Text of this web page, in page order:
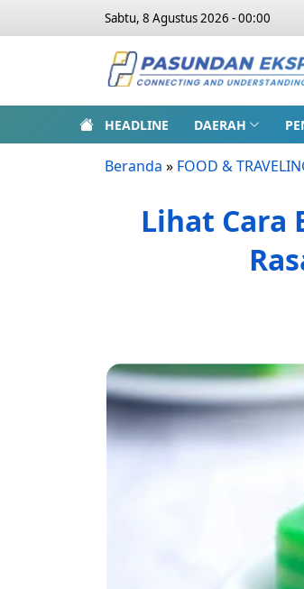
Sabtu, 8 Agustus 2026 - 00:00
HEADLINE DAERAH
Beranda » FOOD &
Lihat Cara